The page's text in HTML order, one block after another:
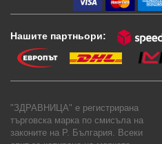
Нашите партньори:
"ЗДРАВНИЦА" е регистрирана
търговска марка по смисъла на
законите на Р. България. Всеки